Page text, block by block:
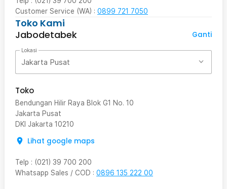
Customer Service (WA) : 0899 721 7050
Toko Kami
Jabodetabek
Ganti
Lokasi
Jakarta Pusat
Toko
Bendungan Hilir Raya Blok G1 No. 10
Jakarta Pusat
DKI Jakarta 10210
Lihat google maps
Telp : (021) 39 700 200
Whatsapp Sales / COD : 0896 135 222 00